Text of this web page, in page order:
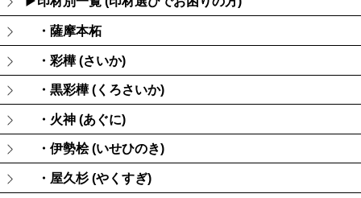
・薩摩本柘
・彩樺 (さいか)
・黒彩樺 (くろさいか)
・火神 (あぐに)
・伊勢桧 (いせひのき)
・屋久杉 (やくすぎ)